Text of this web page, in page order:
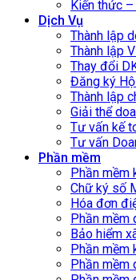
Kiến thức –
Dịch Vụ
Thành lập
Thành lập
Thay đổi
Đăng ký
Thành lập
Giải thể
Tư vấn kế
Tư vấn
Phần mềm
Phần mềm
Chữ ký số
Hóa đơn
Phần mềm
Bảo hiểm
Phần mềm
Phần mềm